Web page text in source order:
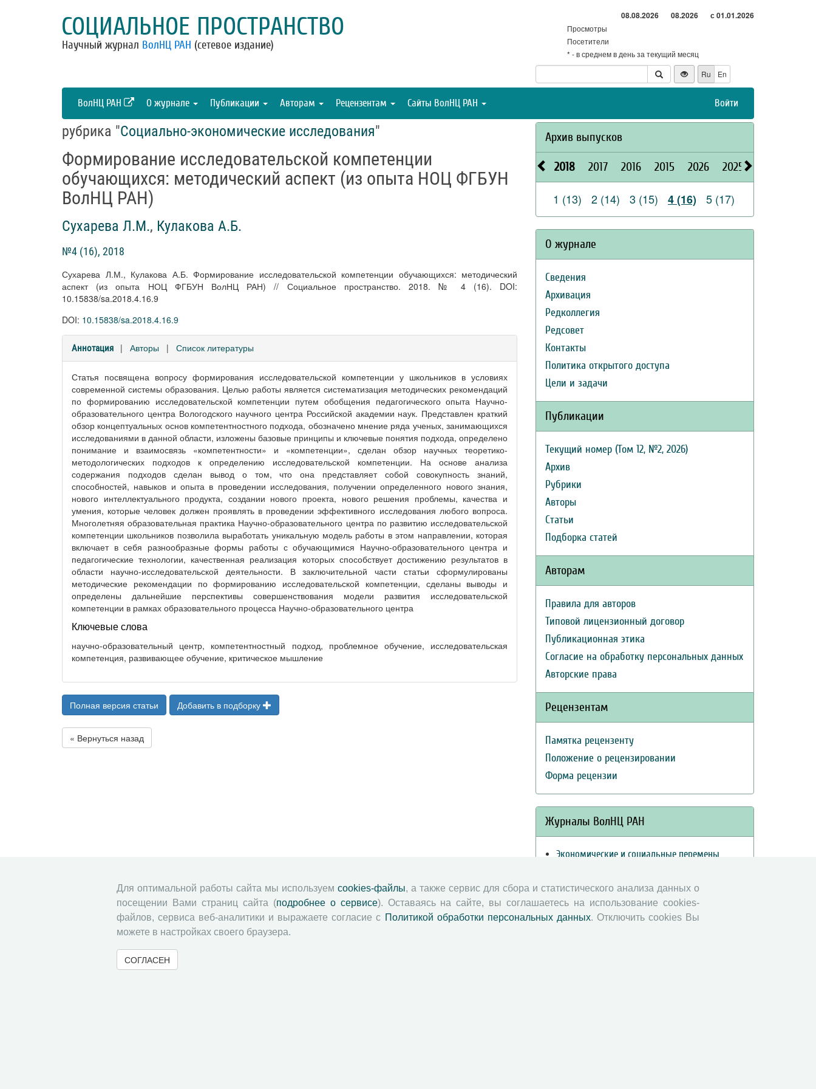
СОЦИАЛЬНОЕ ПРОСТРАНСТВО
Научный журнал ВолНЦ РАН (сетевое издание)
08.08.2026 08.2026 с 01.01.2026
Просмотры
Посетители
* - в среднем в день за текущий месяц
Ru
En
ВолНЦ РАН О журнале Публикации Авторам Рецензентам Сайты ВолНЦ РАН Войти
рубрика "Социально-экономические исследования"
Формирование исследовательской компетенции
обучающихся: методический аспект (из опыта НОЦ ФГБУН
ВолНЦ РАН)
Сухарева Л.М., Кулакова А.Б.
№4 (16), 2018
Сухарева Л.М., Кулакова А.Б. Формирование исследовательской компетенции обучающихся: методический
аспект (из опыта НОЦ ФГБУН ВолНЦ РАН) // Социальное пространство. 2018. № 4 (16). DOI:
10.15838/sa.2018.4.16.9
DOI: 10.15838/sa.2018.4.16.9
Аннотация | Авторы | Список литературы
Статья посвящена вопросу формирования исследовательской компетенции у школьников в условиях
современной системы образования. Целью работы является систематизация методических рекомендаций
по формированию исследовательской компетенции путем обобщения педагогического опыта Научно-
образовательного центра Вологодского научного центра Российской академии наук. Представлен краткий
обзор концептуальных основ компетентностного подхода, обозначено мнение ряда ученых, занимающихся
исследованиями в данной области, изложены базовые принципы и ключевые понятия подхода, определено
понимание и взаимосвязь «компетентности» и «компетенции», сделан обзор научных теоретико-
методологических подходов к определению исследовательской компетенции. На основе анализа
содержания подходов сделан вывод о том, что она представляет собой совокупность знаний,
способностей, навыков и опыта в проведении исследования, получении определенного нового знания,
нового интеллектуального продукта, создании нового проекта, нового решения проблемы, качества и
умения, которые человек должен проявлять в проведении эффективного исследования любого вопроса.
Многолетняя образовательная практика Научно-образовательного центра по развитию исследовательской
компетенции школьников позволила выработать уникальную модель работы в этом направлении, которая
включает в себя разнообразные формы работы с обучающимися Научно-образовательного центра и
педагогические технологии, качественная реализация которых способствует достижению результатов в
области научно-исследовательской деятельности. В заключительной части статьи сформулированы
методические рекомендации по формированию исследовательской компетенции, сделаны выводы и
определены дальнейшие перспективы совершенствования модели развития исследовательской
компетенции в рамках образовательного процесса Научно-образовательного центра
Ключевые слова
научно-образовательный центр, компетентностный подход, проблемное обучение, исследовательская
компетенция, развивающее обучение, критическое мышление
Полная версия статьи Добавить в подборку
« Вернуться назад
Архив выпусков
2018 2017 2016 2015 2026 2025
1 (13) 2 (14) 3 (15) 4 (16) 5 (17)
О журнале
Сведения
Архивация
Редколлегия
Редсовет
Контакты
Политика открытого доступа
Цели и задачи
Публикации
Текущий номер (Том 12, №2, 2026)
Архив
Рубрики
Авторы
Статьи
Подборка статей
Авторам
Правила для авторов
Типовой лицензионный договор
Публикационная этика
Согласие на обработку персональных данных
Авторские права
Рецензентам
Памятка рецензенту
Положение о рецензировании
Форма рецензии
Журналы ВолНЦ РАН
Экономические и социальные перемены
Вопросы территориального развития
Социальное пространство
Юный экономист
Для оптимальной работы сайта мы используем cookies-файлы, а также сервис для сбора и статистического анализа данных о
посещении Вами страниц сайта (подробнее о сервисе). Оставаясь на сайте, вы соглашаетесь на использование cookies-
файлов, сервиса веб-аналитики и выражаете согласие с Политикой обработки персональных данных. Отключить cookies Вы
можете в настройках своего браузера.
СОГЛАСЕН